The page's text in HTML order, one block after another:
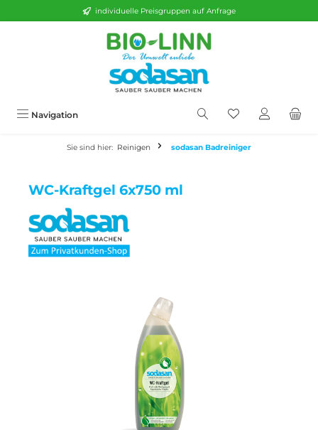
individuelle Preisgruppen auf Anfrage
Navigation
Sie sind hier: Reinigen sodasan Badreiniger
WC-Kraftgel 6x750 ml